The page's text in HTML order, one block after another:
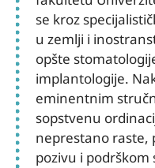
se kroz
u zemlji i
opšte
implantologije.
eminentnim
sopstvenu
neprestano raste,
pozivu i podrškom